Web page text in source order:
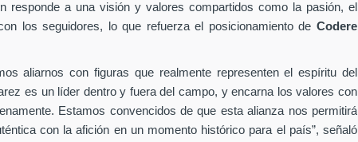
responde a una visión y valores compartidos como la pasión, el
los seguidores, lo que refuerza el posicionamiento de Codere
aliarnos con figuras que realmente representen el espíritu del
es un líder dentro y fuera del campo, y encarna los valores con
Estamos convencidos de que esta alianza nos permitirá
con la afición en un momento histórico para el país”, señaló